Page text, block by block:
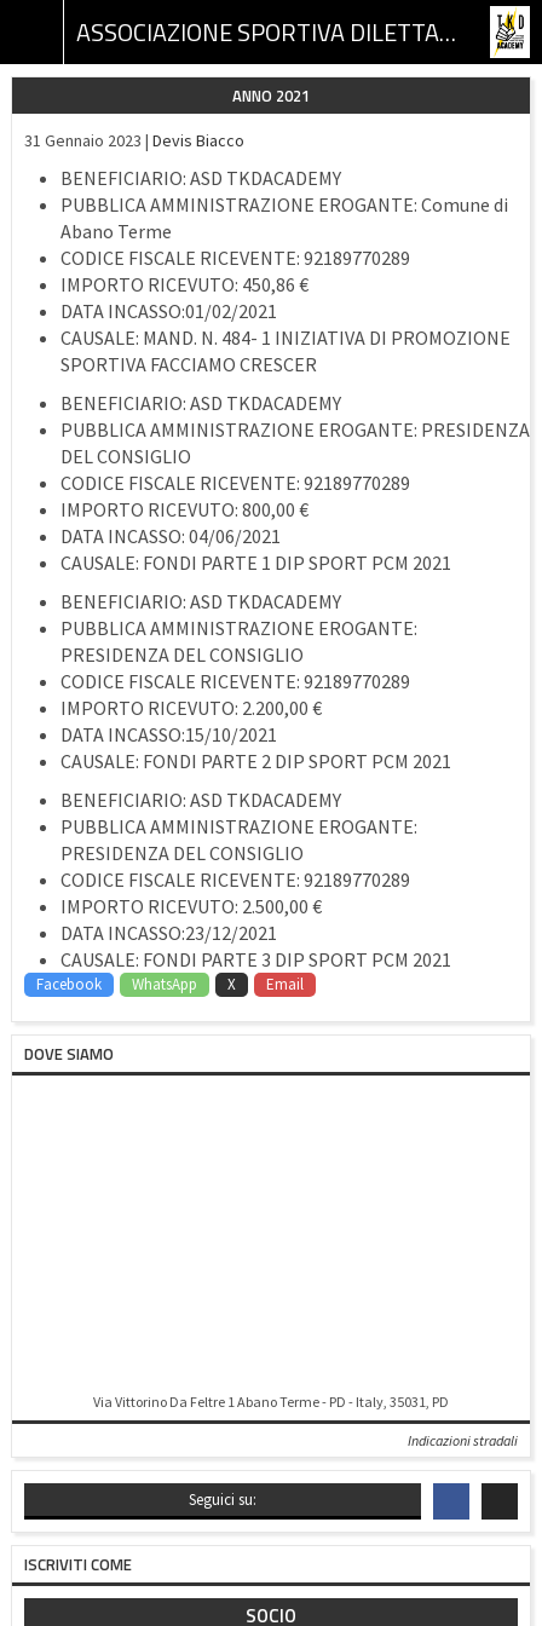
ASSOCIAZIONE SPORTIVA DILETTANTISTICA TKD ACADEMY
ANNO 2021
31 Gennaio 2023 | Devis Biacco
BENEFICIARIO: ASD TKDACADEMY
PUBBLICA AMMINISTRAZIONE EROGANTE: Comune di
Abano Terme
CODICE FISCALE RICEVENTE: 92189770289
IMPORTO RICEVUTO: 450,86 €
DATA INCASSO:01/02/2021
CAUSALE: MAND. N. 484- 1 INIZIATIVA DI PROMOZIONE
SPORTIVA FACCIAMO CRESCER
BENEFICIARIO: ASD TKDACADEMY
PUBBLICA AMMINISTRAZIONE EROGANTE: PRESIDENZA
DEL CONSIGLIO
CODICE FISCALE RICEVENTE: 92189770289
IMPORTO RICEVUTO: 800,00 €
DATA INCASSO: 04/06/2021
CAUSALE: FONDI PARTE 1 DIP SPORT PCM 2021
BENEFICIARIO: ASD TKDACADEMY
PUBBLICA AMMINISTRAZIONE EROGANTE:
PRESIDENZA DEL CONSIGLIO
CODICE FISCALE RICEVENTE: 92189770289
IMPORTO RICEVUTO: 2.200,00 €
DATA INCASSO:15/10/2021
CAUSALE: FONDI PARTE 2 DIP SPORT PCM 2021
BENEFICIARIO: ASD TKDACADEMY
PUBBLICA AMMINISTRAZIONE EROGANTE:
PRESIDENZA DEL CONSIGLIO
CODICE FISCALE RICEVENTE: 92189770289
IMPORTO RICEVUTO: 2.500,00 €
DATA INCASSO:23/12/2021
CAUSALE: FONDI PARTE 3 DIP SPORT PCM 2021
Facebook WhatsApp X Email
DOVE SIAMO
Via Vittorino Da Feltre 1 Abano Terme - PD - Italy, 35031, PD
Indicazioni stradali
Seguici su:
ISCRIVITI COME
SOCIO